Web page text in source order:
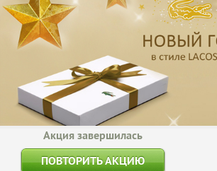
Акция завершилась
ПОВТОРИТЬ АКЦИЮ